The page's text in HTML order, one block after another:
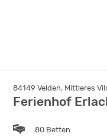
84149 Velden, Mittleres
Ferienhof
80 Betten